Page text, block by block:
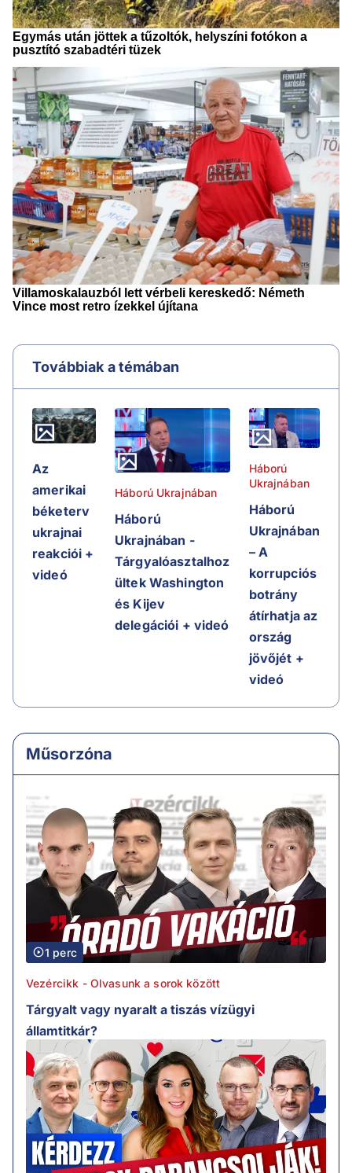
Továbbiak a témában
Az
amerikai
béketerv
ukrajnai
reakciói +
videó
Háború Ukrajnában
Háború
Ukrajnában -
Tárgyalóasztalhoz
ültek Washington
és Kijev
delegációi + videó
Háború
Ukrajnában
Háború
Ukrajnában
– A
korrupciós
botrány
átírhatja az
ország
jövőjét +
videó
Műsorzóna
1 perc
Vezércikk - Olvasunk a sorok között
Tárgyalt vagy nyaralt a tiszás vízügyi
államtitkár?